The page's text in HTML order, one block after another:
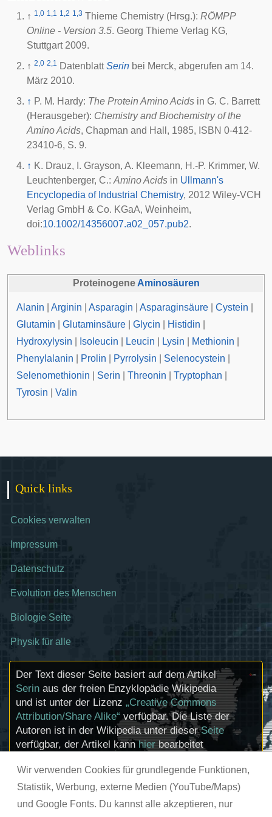
Wir verwenden Cookies für grundlegende Funktionen,
Statistik, Werbung, externe Medien (YouTube/Maps)
und Google Fonts. Du kannst alle akzeptieren, nur
↑ 1,0 1,1 1,2 1,3 Thieme Chemistry (Hrsg.): RÖMPP
Online - Version 3.5. Georg Thieme Verlag KG,
Stuttgart 2009.
↑ 2,0 2,1 DatenblattSerin bei Merck, abgerufen am 14.
März 2010.
↑ P. M. Hardy: The Protein Amino Acids in G. C. Barrett
(Herausgeber): Chemistry and Biochemistry of the
Amino Acids, Chapman and Hall, 1985, ISBN 0-412-
23410-6, S. 9.
↑ K. Drauz, I. Grayson, A. Kleemann, H.-P. Krimmer, W.
Leuchtenberger, C.: Amino Acids in Ullmann's
Encyclopedia of Industrial Chemistry, 2012 Wiley-VCH
Verlag GmbH & Co. KGaA, Weinheim,
doi:10.1002/14356007.a02_057.pub2.
Weblinks
Proteinogene Aminosäuren
Alanin Arginin Asparagin Asparaginsäure Cystein
Glutamin
Glutaminsäure Glycin Histidin
Hydroxylysin
Isoleucin Leucin Lysin Methionin
Phenylalanin
Prolin Pyrrolysin Selenocystein
Selenomethionin
Serin Threonin Tryptophan
Tyrosin
Valin
Quick links
Cookies verwalten
Impressum
Datenschutz
Evolution des Menschen
Biologie Seite
Physik für alle
Der Text dieser Seite basiert auf dem Artikel
Serin aus der freien Enzyklopädie Wikipedia
und ist unter der Lizenz „Creative Commons
Attribution/Share Alike“ verfügbar. Die Liste der
Autoren ist in der Wikipedia unter dieserSeite
verfügbar, der Artikel kannhierbearbeitet
zum Lizenzstatus eingebundener Mediendateien
(etwa Bilder oder Videos) können im Regelfall
durch Anklicken dieser abgerufen werden.